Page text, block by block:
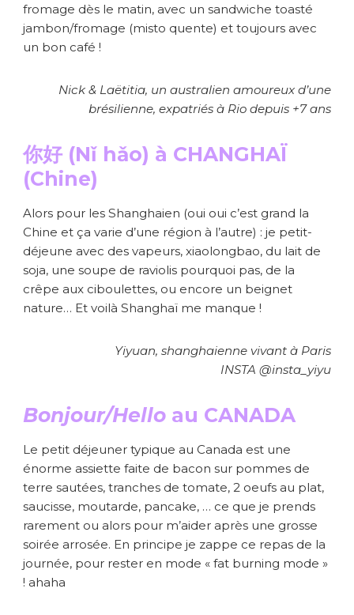
fromage dès le matin, avec un sandwiche toasté
jambon/fromage (misto quente) et toujours avec
un bon café !
Nick & Laëtitia, un australien amoureux d’une
brésilienne, expatriés à Rio depuis +7 ans
你好 (Nǐ hǎo) à CHANGHAÏ
(Chine)
Alors pour les Shanghaien (oui oui c’est grand la
Chine et ça varie d’une région à l’autre) : je petit-
déjeune avec des vapeurs, xiaolongbao, du lait de
soja, une soupe de raviolis pourquoi pas, de la
crêpe aux ciboulettes, ou encore un beignet
nature… Et voilà Shanghaï me manque !
Yiyuan, shanghaienne vivant à Paris
INSTA @insta_yiyu
Bonjour/Hello au CANADA
Le petit déjeuner typique au Canada est une
énorme assiette faite de bacon sur pommes de
terre sautées, tranches de tomate, 2 oeufs au plat,
saucisse, moutarde, pancake, … ce que je prends
rarement ou alors pour m’aider après une grosse
soirée arrosée. En principe je zappe ce repas de la
journée, pour rester en mode « fat burning mode »
! ahaha